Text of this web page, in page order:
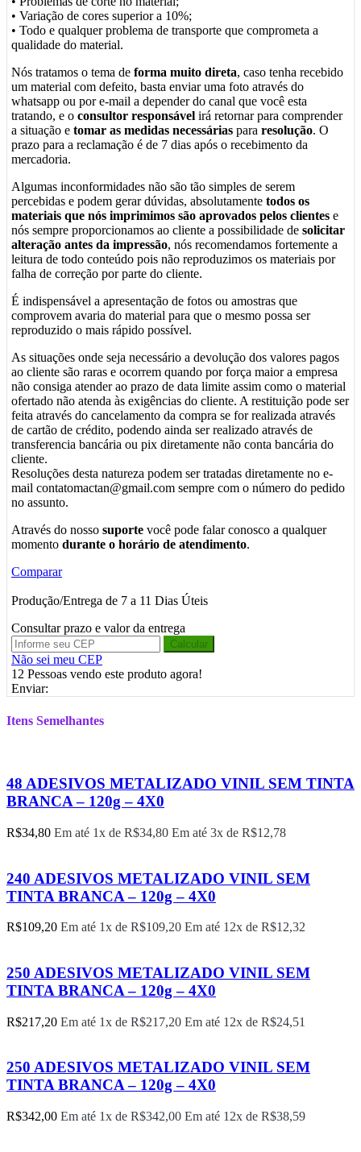
• Variação de cores superior a 10%;
• Todo e qualquer problema de transporte que comprometa a
qualidade do material.
Nós tratamos o tema de forma muito direta, caso tenha recebido
um material com defeito, basta enviar uma foto através do
whatsapp ou por e-mail a depender do canal que você esta
tratando, e o consultor responsável irá retornar para comprender
a situação e tomar as medidas necessárias para resolução. O
prazo para a reclamação é de 7 dias após o recebimento da
mercadoria.
Algumas inconformidades não são tão simples de serem
percebidas e podem gerar dúvidas, absolutamente todos os
materiais que nós imprimimos são aprovados pelos clientes e
nós sempre proporcionamos ao cliente a possibilidade de solicitar
alteração antes da impressão, nós recomendamos fortemente a
leitura de todo conteúdo pois não reproduzimos os materiais por
falha de correção por parte do cliente.
É indispensável a apresentação de fotos ou amostras que
comprovem avaria do material para que o mesmo possa ser
reproduzido o mais rápido possível.
As situações onde seja necessário a devolução dos valores pagos
ao cliente são raras e ocorrem quando por força maior a empresa
não consiga atender ao prazo de data limite assim como o material
ofertado não atenda às exigências do cliente. A restituição pode ser
feita através do cancelamento da compra se for realizada através
de cartão de crédito, podendo ainda ser realizado através de
transferencia bancária ou pix diretamente não conta bancária do
cliente.
Resoluções desta natureza podem ser tratadas diretamente no e-
mail contatomactan@gmail.com sempre com o número do pedido
no assunto.
Através do nosso suporte você pode falar conosco a qualquer
momento durante o horário de atendimento.
Comparar
Produção/Entrega de 7 a 11 Dias Úteis
Consultar prazo e valor da entrega
Calcular
Não sei meu CEP
12 Pessoas vendo este produto agora!
Enviar:
Itens Semelhantes
48 ADESIVOS METALIZADO VINIL SEM TINTA
BRANCA – 120g – 4X0
R$34,80 Em até 1x de R$34,80 Em até 3x de R$12,78
240 ADESIVOS METALIZADO VINIL SEM
TINTA BRANCA – 120g – 4X0
R$109,20 Em até 1x de R$109,20 Em até 12x de R$12,32
250 ADESIVOS METALIZADO VINIL SEM
TINTA BRANCA – 120g – 4X0
R$217,20 Em até 1x de R$217,20 Em até 12x de R$24,51
250 ADESIVOS METALIZADO VINIL SEM
TINTA BRANCA – 120g – 4X0
R$342,00 Em até 1x de R$342,00 Em até 12x de R$38,59